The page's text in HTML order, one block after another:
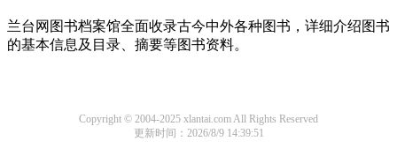
兰台网图书档案馆全面收录古今中外各种图书，详细介绍图书
的基本信息及目录、摘要等图书资料。
Copyright © 2004-2025 xlantai.com All Rights Reserved
更新时间：2026/8/9 14:39:51